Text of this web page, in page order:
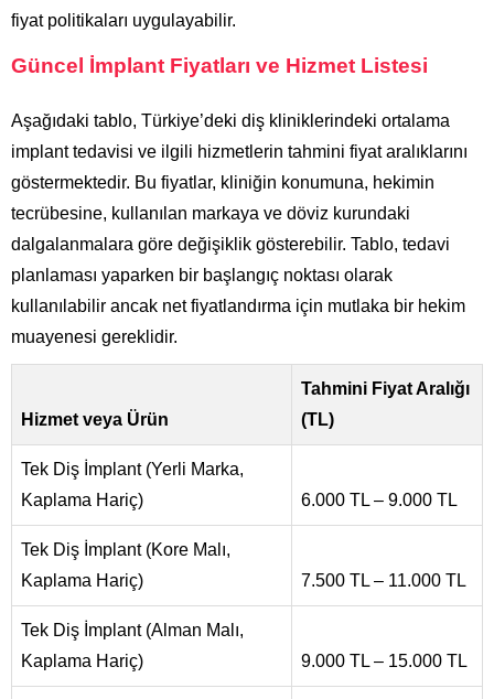
fiyat politikaları uygulayabilir.
Güncel İmplant Fiyatları ve Hizmet Listesi
Aşağıdaki tablo, Türkiye’deki diş kliniklerindeki ortalama
implant tedavisi ve ilgili hizmetlerin tahmini fiyat aralıklarını
göstermektedir. Bu fiyatlar, kliniğin konumuna, hekimin
tecrübesine, kullanılan markaya ve döviz kurundaki
dalgalanmalara göre değişiklik gösterebilir. Tablo, tedavi
planlaması yaparken bir başlangıç noktası olarak
kullanılabilir ancak net fiyatlandırma için mutlaka bir hekim
muayenesi gereklidir.
Hizmet veya Ürün
Tahmini Fiyat Aralığı
(TL)
Tek Diş İmplant (Yerli Marka,
Kaplama Hariç)
6.000 TL – 9.000 TL
Tek Diş İmplant (Kore Malı,
Kaplama Hariç)
7.500 TL – 11.000 TL
Tek Diş İmplant (Alman Malı,
Kaplama Hariç)
9.000 TL – 15.000 TL